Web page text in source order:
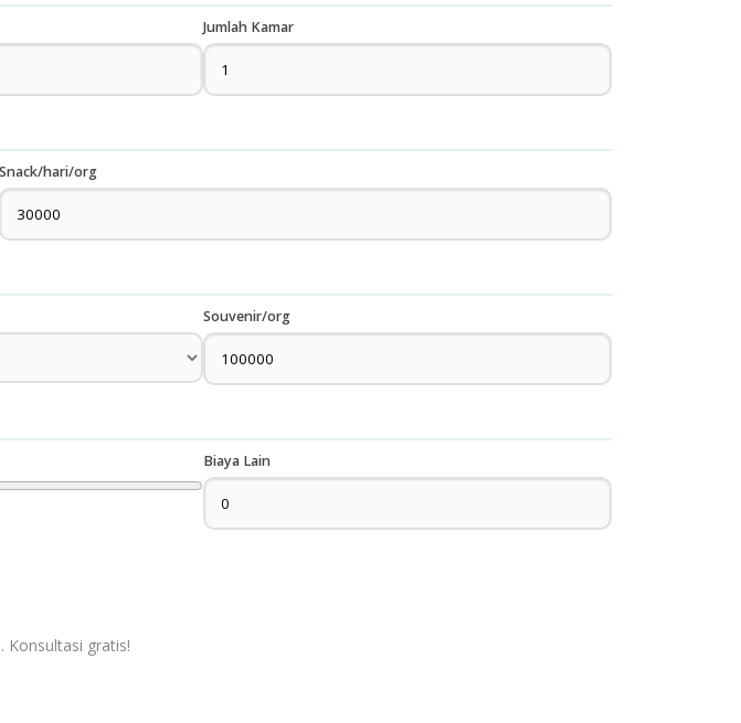
Jumlah Kamar
Snack/hari/org
Souvenir/org
Biaya Lain
Konsultasi gratis!